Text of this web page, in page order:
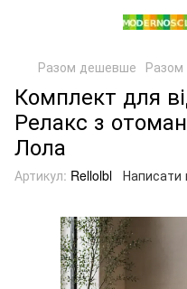
Разом дешевше
Комплект для
Релакс з
Лола
Артикул: Rellolbl Написати